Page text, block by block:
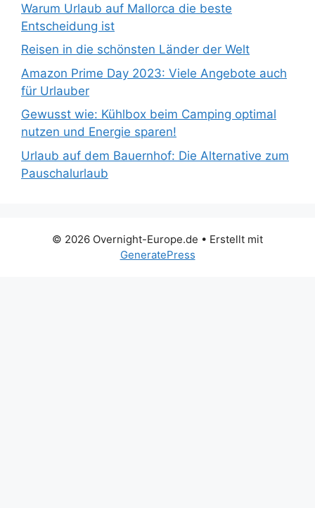
Warum Urlaub auf Mallorca die beste
Entscheidung ist
Reisen in die schönsten Länder der Welt
Amazon Prime Day 2023: Viele Angebote auch
für Urlauber
Gewusst wie: Kühlbox beim Camping optimal
nutzen und Energie sparen!
Urlaub auf dem Bauernhof: Die Alternative zum
Pauschalurlaub
© 2026 Overnight-Europe.de • Erstellt mit
GeneratePress